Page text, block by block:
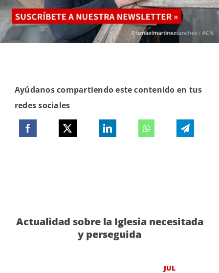
Ayúdanos compartiendo este contenido en tus
redes sociales
Actualidad sobre la Iglesia necesitada
y perseguida
JUL